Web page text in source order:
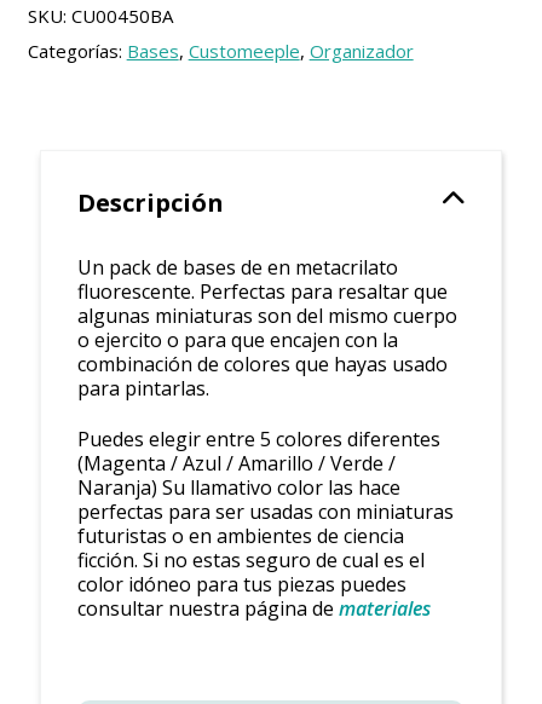
SKU: CU00450BA
Categorías: Bases, Customeeple, Organizador
Descripción
Un pack de bases de en metacrilato
fluorescente. Perfectas para resaltar que
algunas miniaturas son del mismo cuerpo
o ejercito o para que encajen con la
combinación de colores que hayas usado
para pintarlas.
Puedes elegir entre 5 colores diferentes
(Magenta / Azul / Amarillo / Verde /
Naranja) Su llamativo color las hace
perfectas para ser usadas con miniaturas
futuristas o en ambientes de ciencia
ficción. Si no estas seguro de cual es el
color idóneo para tus piezas puedes
consultar nuestra página de materiales